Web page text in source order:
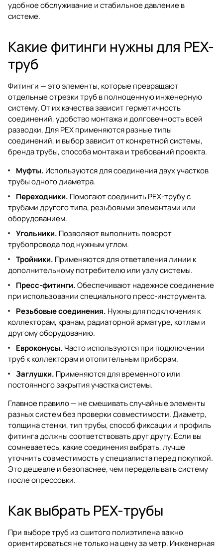
удобное обслуживание и стабильное давление в
системе.
Какие фитинги нужны для PEX-
труб
Фитинги — это элементы, которые превращают
отдельные отрезки труб в полноценную инженерную
систему. От их качества зависит герметичность
соединений, удобство монтажа и долговечность всей
разводки. Для PEX применяются разные типы
соединений, и выбор зависит от конкретной системы,
бренда трубы, способа монтажа и требований проекта.
Муфты. Используются для соединения двух участков
трубы одного диаметра.
Переходники. Помогают соединить PEX-трубу с
трубами другого типа, резьбовыми элементами или
оборудованием.
Угольники. Позволяют выполнить поворот
трубопровода под нужным углом.
Тройники. Применяются для ответвления линии к
дополнительному потребителю или узлу системы.
Пресс-фитинги.Обеспечивают надежное соединение
при использовании специального пресс-инструмента.
Резьбовые соединения. Нужны для подключения к
коллекторам, кранам, радиаторной арматуре, котлам и
другому оборудованию.
Евроконусы. Часто используются при подключении
труб к коллекторам и отопительным приборам.
Заглушки. Применяются для временного или
постоянного закрытия участка системы.
Главное правило — не смешивать случайные элементы
разных систем без проверки совместимости. Диаметр,
толщина стенки, тип трубы, способ фиксации и профиль
фитинга должны соответствовать друг другу. Если вы
сомневаетесь, какие соединения выбрать, лучше
уточнить совместимость у специалиста перед покупкой.
Это дешевле и безопаснее, чем переделывать систему
после опрессовки.
Как выбрать PEX-трубы
При выборе труб из сшитого полиэтилена важно
ориентироваться не только на цену за метр. Инженерная